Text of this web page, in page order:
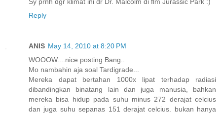
Reply
ANIS May 14, 2010 at 8:20 PM
WOOOW....nice posting Bang..
Mo nambahin aja soal Tardigrade...
Mereka dapat bertahan 1000x lipat terhadap radiasi
dibandingkan binatang lain dan juga manusia, bahkan
mereka bisa hidup pada suhu minus 272 derajat celcius
dan juga suhu sepanas 151 derajat celcius. bukan hanya